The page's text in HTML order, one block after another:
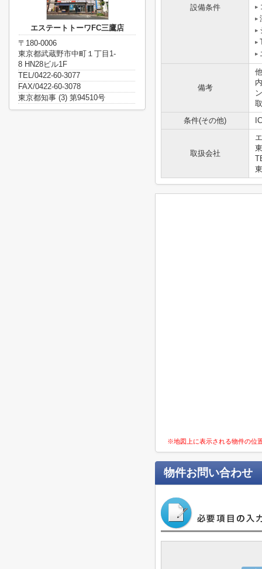
設備条件
備考
条件(その他)
取扱会社
※地図上に表示される物件の位
物件お問い合わせ
エステートトーワFC三鷹店
〒180-0006
東京都武蔵野市中町１丁目1-
8 HN28ビル1F
TEL/0422-60-3077
FAX/0422-60-3078
東京都知事 (3) 第94510号